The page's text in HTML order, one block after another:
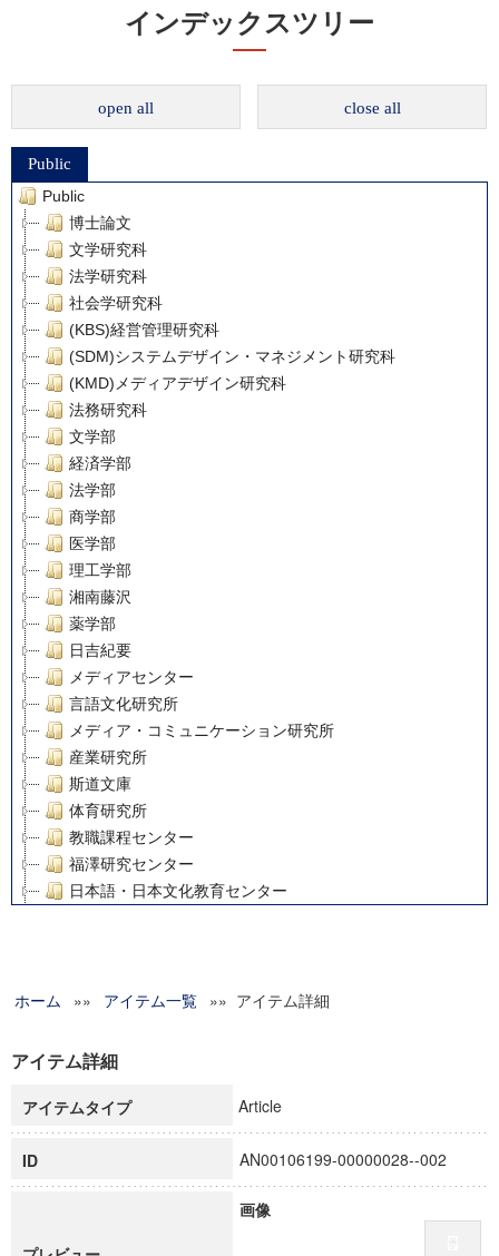
インデックスツリー
open all close all
Public
Public
博士論文
文学研究科
法学研究科
社会学研究科
(KBS)経営管理研究科
(SDM)システムデザイン・マネジメント研究科
(KMD)メディアデザイン研究科
法務研究科
文学部
経済学部
法学部
商学部
医学部
理工学部
湘南藤沢
薬学部
日吉紀要
メディアセンター
言語文化研究所
メディア・コミュニケーション研究所
産業研究所
斯道文庫
体育研究所
教職課程センター
福澤研究センター
日本語・日本文化教育センター
グローバルリサーチインスティテュート
科学研究費補助金研究成果報告書
慶應義塾大学グローバルCOEプログラム市民社会ガバナンス
慶應義塾大学グローバルCOEプログラム論理と感性の先端的
博士課程教育リーディングプログラム「超成熟社会発展のサ
学術雑誌掲載論文等(8)
ホーム »» アイテム一覧 »» アイテム詳細
アイテム詳細
アイテムタイプ Article
ID AN00106199-00000028--002
画像